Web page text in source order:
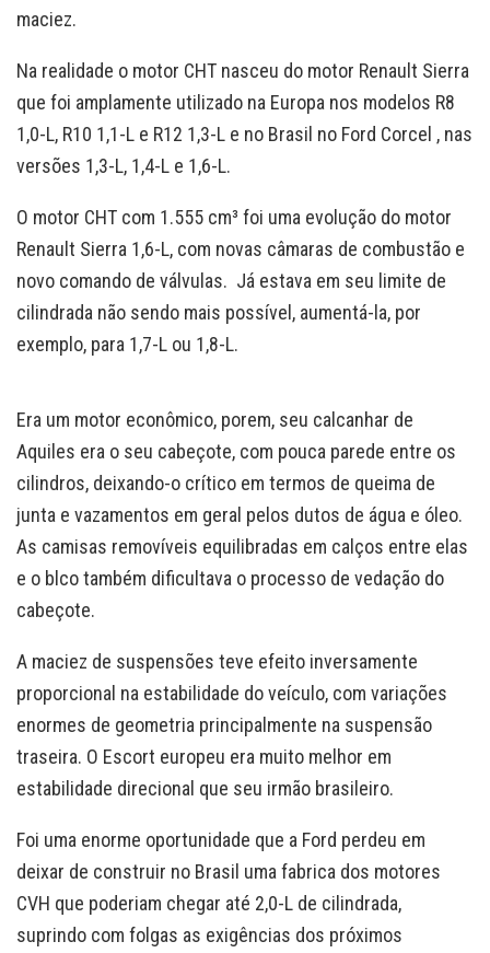
maciez.
Na realidade o motor CHT nasceu do motor Renault Sierra
que foi amplamente utilizado na Europa nos modelos R8
1,0-L, R10 1,1-L e R12 1,3-L e no Brasil no Ford Corcel , nas
versões 1,3-L, 1,4-L e 1,6-L.
O motor CHT com 1.555 cm³ foi uma evolução do motor
Renault Sierra 1,6-L, com novas câmaras de combustão e
novo comando de válvulas. Já estava em seu limite de
cilindrada não sendo mais possível, aumentá-la, por
exemplo, para 1,7-L ou 1,8-L.
Era um motor econômico, porem, seu calcanhar de
Aquiles era o seu cabeçote, com pouca parede entre os
cilindros, deixando-o crítico em termos de queima de
junta e vazamentos em geral pelos dutos de água e óleo.
As camisas removíveis equilibradas em calços entre elas
e o blco também dificultava o processo de vedação do
cabeçote.
A maciez de suspensões teve efeito inversamente
proporcional na estabilidade do veículo, com variações
enormes de geometria principalmente na suspensão
traseira. O Escort europeu era muito melhor em
estabilidade direcional que seu irmão brasileiro.
Foi uma enorme oportunidade que a Ford perdeu em
deixar de construir no Brasil uma fabrica dos motores
CVH que poderiam chegar até 2,0-L de cilindrada,
suprindo com folgas as exigências dos próximos